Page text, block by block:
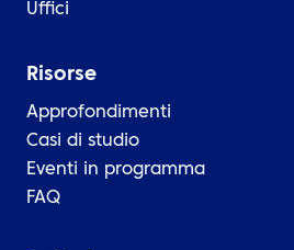
Uffici
Risorse
Approfondimenti
Casi di studio
Eventi in programma
FAQ